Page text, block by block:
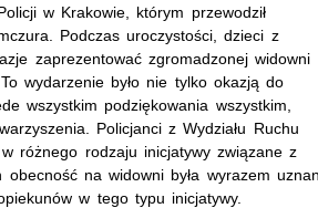
w Krakowie, którym przewodził
Podczas uroczystości, dzieci z
zaprezentować zgromadzonej widowni
wydarzenie było nie tylko okazją do
wszystkim podziękowania wszystkim,
Policjanci z Wydziału Ruchu
różnego rodzaju inicjatywy związane z
obecność na widowni była wyrazem
w tego typu inicjatywy.